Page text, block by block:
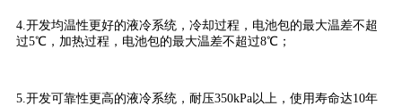
4.开发均温性更好的液冷系统，冷却过程，电池包的最大温差不超
过5℃，加热过程，电池包的最大温差不超过8℃；
5.开发可靠性更高的液冷系统，耐压350kPa以上，使用寿命达10年